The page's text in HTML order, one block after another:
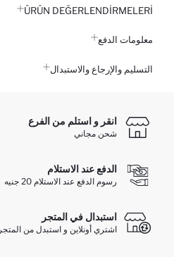
ÜRÜN DEĞERLENDİRMELERİ
معلومات الدفع
التسليم والإرجاع والاستبدال
انقر و استلم من الفرع
شحن مجاني
الدفع عند الاستلام
رسوم الدفع عند الاستلام 20 جنيه
استبدال في المتجر
اشتري أونلاين و استبدل من المتجر